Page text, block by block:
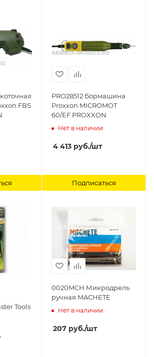
FBS
PRO28512 Бормашина
Proxxon MICROMOT
60/EF PROXXON
Нет в наличии
4 413 руб./шт
Подписаться
Tools
0020MCH Микродрель
ручная MACHETE
Нет в наличии
207 руб./шт